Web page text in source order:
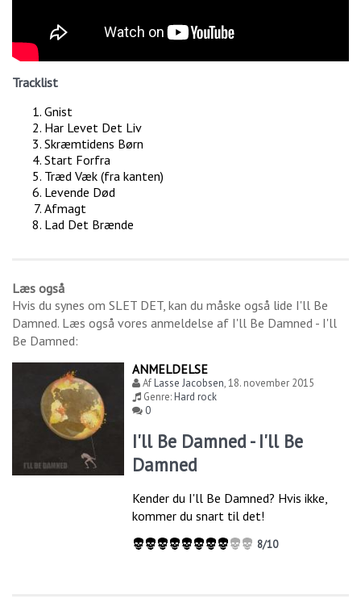
Tracklist
Gnist
Har Levet Det Liv
Skræmtidens Børn
Start Forfra
Træd Væk (fra kanten)
Levende Død
Afmagt
Lad Det Brænde
Læs også
Hvis du synes om SLET DET, kan du måske også lide I'll Be
Damned. Læs også vores anmeldelse af I'll Be Damned - I'll
Be Damned:
ANMELDELSE
AfLasse Jacobsen,18. november 2015
Genre:Hard rock
0
I'll Be Damned - I'll Be
Damned
Kender du I'll Be Damned? Hvis ikke,
kommer du snart til det!
8/10